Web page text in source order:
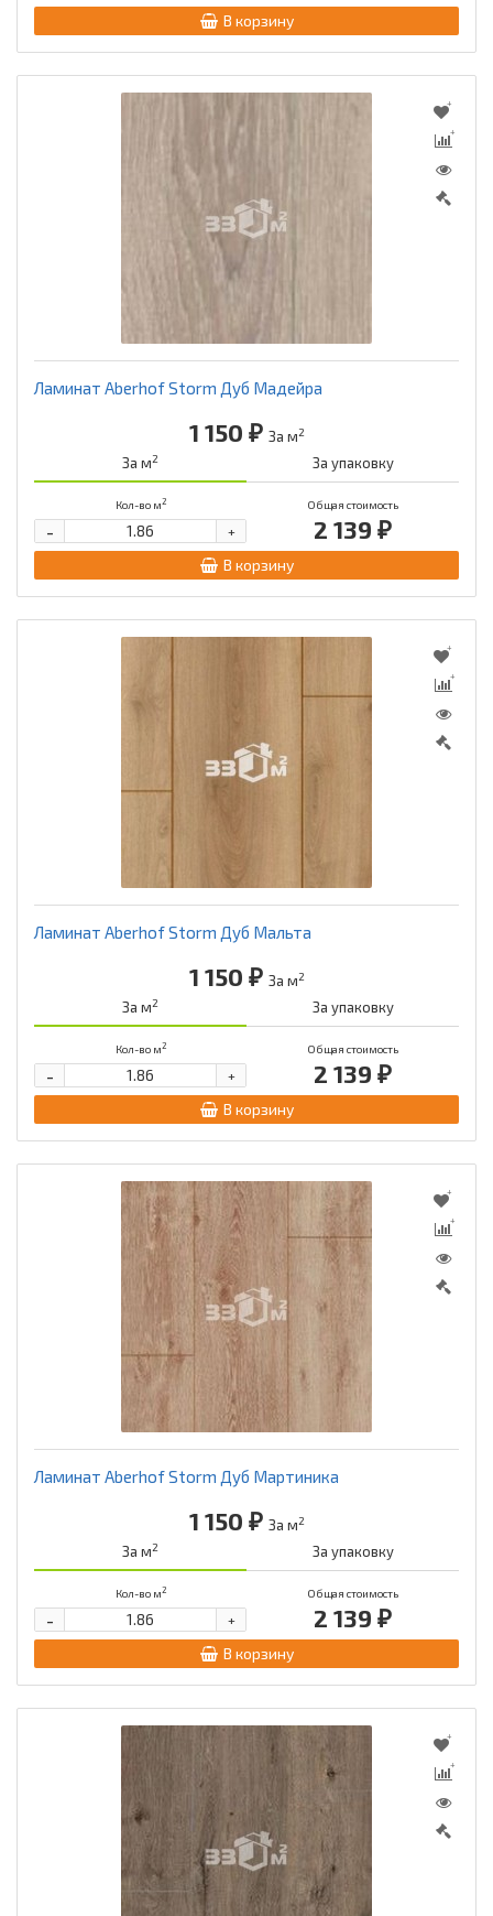
В корзину
Ламинат Aberhof Storm Дуб Мадейра
1 150 ₽ За м2
За м2 За упаковку
Кол-во м2 Общая стоимость
2 139 ₽
+
-
В корзину
Ламинат Aberhof Storm Дуб Мальта
1 150 ₽ За м2
За м2 За упаковку
Кол-во м2 Общая стоимость
2 139 ₽
+
-
В корзину
Ламинат Aberhof Storm Дуб Мартиника
1 150 ₽ За м2
За м2 За упаковку
Кол-во м2 Общая стоимость
2 139 ₽
+
-
В корзину